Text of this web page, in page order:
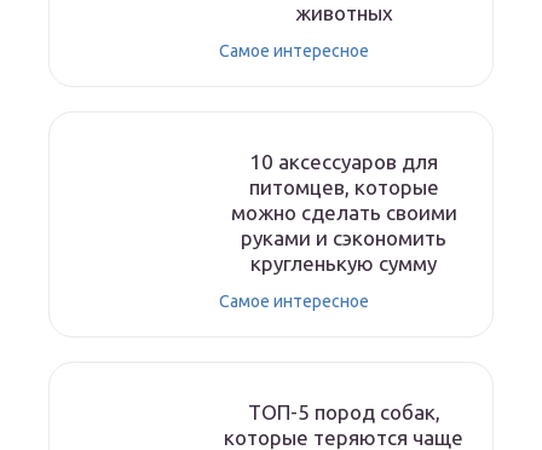
животных
Самое интересное
10 аксессуаров для
питомцев, которые
можно сделать своими
руками и сэкономить
кругленькую сумму
Самое интересное
ТОП-5 пород собак,
которые теряются чаще